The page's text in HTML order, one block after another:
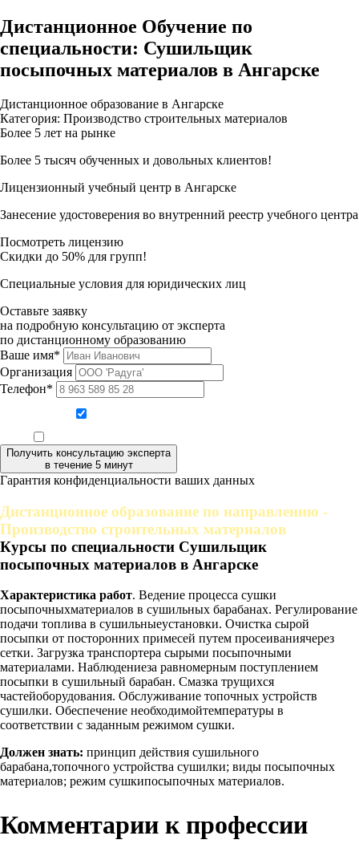
Дистанционное Обучение по
специальности: Сушильщик
посыпочных материалов в Ангарске
Дистанционное образование в Ангарске
Категория: Производство строительных материалов
Более 5 лет на рынке
Более 5 тысяч обученных и довольных клиентов!
Лицензионный учебный центр в Ангарске
Занесение удостоверения во внутренний реестр учебного центра
Посмотреть лицензию
Скидки до 50% для групп!
Специальные условия для юридических лиц
Оставьте заявку
на подробную консультацию от эксперта
по дистанционному образованию
Ваше имя*
Организация
Телефон*
Получить консультацию эксперта
в течение 5 минут
Гарантия конфиденциальности ваших данных
Дистанционное образование по направлению -
Производство строительных материалов
Курсы по специальности Сушильщик
посыпочных материалов в Ангарске
Характеристика работ. Ведение процесса сушки
посыпочныхматериалов в сушильных барабанах. Регулирование
подачи топлива в сушильныеустановки. Очистка сырой
посыпки от посторонних примесей путем просеиваниячерез
сетки. Загрузка транспортера сырыми посыпочными
материалами. Наблюдениеза равномерным поступлением
посыпки в сушильный барабан. Смазка трущихся
частейоборудования. Обслуживание топочных устройств
сушилки. Обеспечение необходимойтемпературы в
соответствии с заданным режимом сушки.
Должен знать: принцип действия сушильного
барабана,топочного устройства сушилки; виды посыпочных
материалов; режим сушкипосыпочных материалов.
Комментарии к профессии